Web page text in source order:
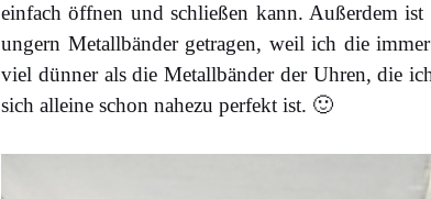
einfach öffnen und schließen kann. Außerdem
ungern Metallbänder getragen, weil ich die
viel dünner als die Metallbänder der Uhren, die
sich alleine schon nahezu perfekt ist. 🙂